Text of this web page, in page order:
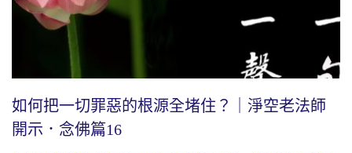
如何把一切罪惡的根源全堵住？｜淨空老法師
開示．念佛篇16